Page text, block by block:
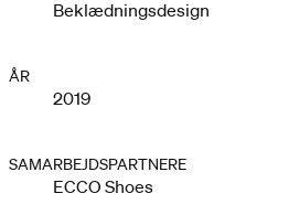
Beklædningsdesign
ÅR
2019
SAMARBEJDSPARTNERE
ECCO Shoes